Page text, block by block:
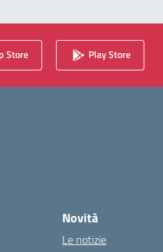
Store Play Store
Novità
Le notizie